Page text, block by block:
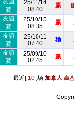
友誼
賽
25/11/14
08:40
赢 1
友誼
賽
25/10/15
08:35
赢
友誼
賽
25/10/11
07:40
输
友誼
賽
25/09/10
02:45
赢
最近[ 10]场 加拿大赢